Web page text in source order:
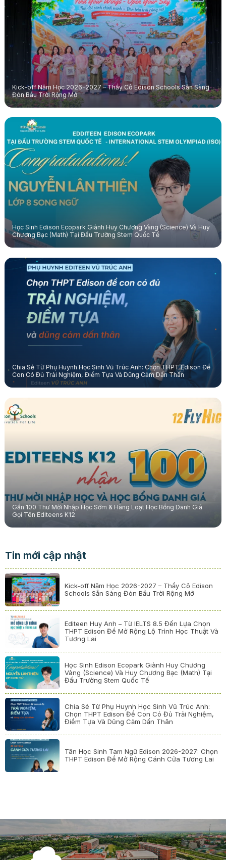
Kick-off Năm Học 2026-2027 – Thầy Cô Edison Schools Sẵn Sàng
Đón Bầu Trời Rộng Mở
Học Sinh Edison Ecopark Giành Huy Chương Vàng (Science) Và Huy
Chương Bạc (Math) Tại Đấu Trường Stem Quốc Tế
Chia Sẻ Từ Phụ Huynh Học Sinh Vũ Trúc Anh: Chọn THPT Edison Để
Con Có Đủ Trải Nghiệm, Điểm Tựa Và Dũng Cảm Dấn Thân
Gần 100 Thư Mời Nhập Học Sớm & Hàng Loạt Học Bổng Danh Giá
Gọi Tên Editeens K12
Tin mới cập nhật
Kick-off Năm Học 2026-2027 – Thầy Cô Edison
Schools Sẵn Sàng Đón Bầu Trời Rộng Mở
Editeen Huy Anh – Từ IELTS 8.5 Đến Lựa Chọn
THPT Edison Để Mở Rộng Lộ Trình Học Thuật Và
Tương Lai
Học Sinh Edison Ecopark Giành Huy Chương
Vàng (Science) Và Huy Chương Bạc (Math) Tại
Đấu Trường Stem Quốc Tế
Chia Sẻ Từ Phụ Huynh Học Sinh Vũ Trúc Anh:
Chọn THPT Edison Để Con Có Đủ Trải Nghiệm,
Điểm Tựa Và Dũng Cảm Dấn Thân
Tân Học Sinh Tam Ngữ Edison 2026-2027: Chọn
THPT Edison Để Mở Rộng Cánh Cửa Tương Lai